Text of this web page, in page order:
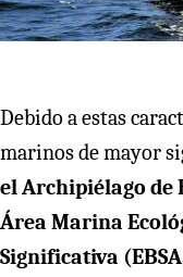
Debido a estas
marinos de mayor
el Archipiélago de
Área Marina
Significativa